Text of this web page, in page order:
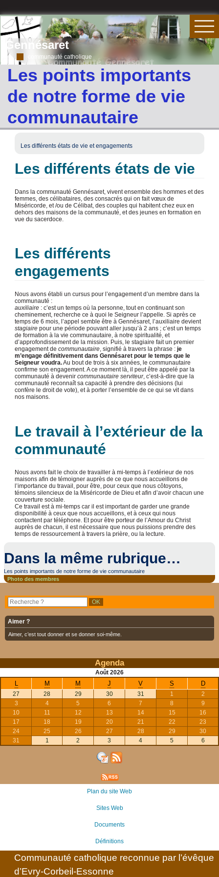
Gennésaret
communauté catholique
Les points importants
de notre forme de vie
communautaire
Les différents états de vie et engagements
Les différents états de vie
Dans la communauté Gennésaret, vivent ensemble des hommes et des
femmes, des célibataires, des consacrés qui on fait vœux de
Miséricorde, et /ou de Célibat, des couples qui habitent chez eux en
dehors des maisons de la communauté, et des jeunes en formation en
vue du sacerdoce.
Les différents
engagements
Nous avons établi un cursus pour l’engagement d’un membre dans la
communauté :
auxiliaire : c’est un temps où la personne, tout en continuant son
cheminement, recherche ce à quoi le Seigneur l’appelle. Si après ce
temps de 6 mois, l’appel semble être à Gennésaret, l’auxiliaire devient
stagiaire pour une période pouvant aller jusqu’à 2 ans ; c’est un temps
de formation à la vie communautaire, à notre spiritualité, et
d’approfondissement de la mission. Puis, le stagiaire fait un premier
engagement decommunautaire, signifié à travers la phrase :je
m’engage définitivement dans Gennésaret pour le temps que le
Seigneur voudra.Au bout de trois à six années, le communautaire
confirme son engagement. A ce moment là, il peut être appelé par la
communauté à devenircommunautaire serviteur, c’est-à-dire que la
communauté reconnaît sa capacité à prendre des décisions (lui
confère le droit de vote), et à porter l’ensemble de ce qui se vit dans
nos maisons.
Le travail à l’extérieur de la
communauté
Nous avons fait le choix de travailler à mi-temps à l’extérieur de nos
maisons afin de témoigner auprès de ce que nous accueillons de
l’importance du travail, pour être, pour ceux que nous côtoyons,
témoins silencieux de la Miséricorde de Dieu et afin d’avoir chacun une
couverture sociale.
Ce travail est à mi-temps car il est important de garder une grande
disponibilité à ceux que nous accueillons, et à ceux qui nous
contactent par téléphone. Et pour être porteur de l’Amour du Christ
auprès de chacun, il est nécessaire que nous puissions prendre des
temps de ressourcement à travers la prière, ou la lecture.
Dans la même rubrique…
Les points importants de notre forme de vie communautaire
Photo des membres
Aimer ?
Aimer, c’est tout donner et se donner soi-même.
Agenda
Août 2026
L M M J V S D
27 28 29 30 31 1
2
3
4 5 6 7 8
9
10
11 12 13 14 15
16
17
18 19 20 21 22
23
24
25 26 27 28 29
30
31
1 2 3 4 5 6
Plan du site Web
Sites Web
Documents
Définitions
Communauté catholique reconnue par l’évêque
d’Evry-Corbeil-Essonne